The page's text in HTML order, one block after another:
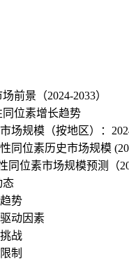
前景（2024-2033）
同位素增长趋势
场规模（按地区）：
同位素历史市场规模
位素市场规模预测（
态
势
动因素
战
制